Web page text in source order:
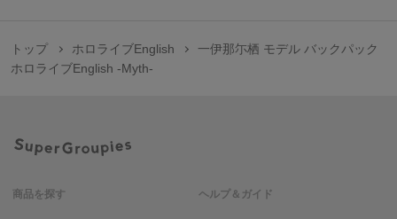
トップ ホロライブEnglish
一伊那尓栖 モデル バックパック
ホロライブEnglish -Myth-
商品を探す ヘルプ＆ガイド